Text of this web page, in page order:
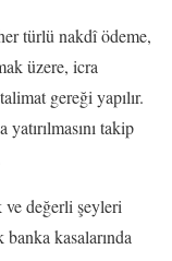
türlü nakdî ödeme,
üzere, icra
gereği yapılır.
takip
ve değerli şeyleri
kasalarında